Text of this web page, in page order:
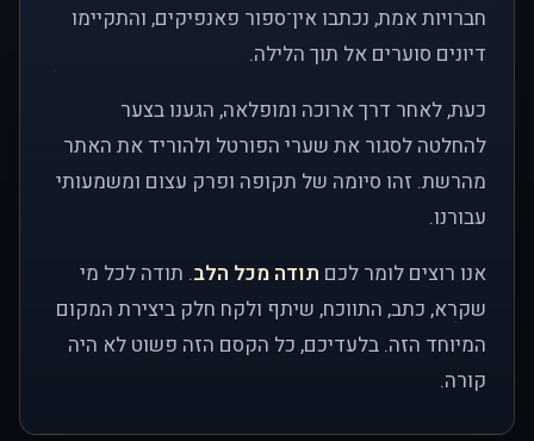
חברויות אמת, נכתבו אין־ספור פאנפיקים, והתקיימו
דיונים סוערים אל תוך הלילה.
כעת, לאחר דרך ארוכה ומופלאה, הגענו בצער
להחלטה לסגור את שערי הפורטל ולהוריד את האתר
מהרשת. זהו סיומה של תקופה ופרק עצום ומשמעותי
עבורנו.
אנו רוצים לומר לכם תודה מכל הלב. תודה לכל מי
שקרא, כתב, התווכח, שיתף ולקח חלק ביצירת המקום
המיוחד הזה. בלעדיכם, כל הקסם הזה פשוט לא היה
קורה.